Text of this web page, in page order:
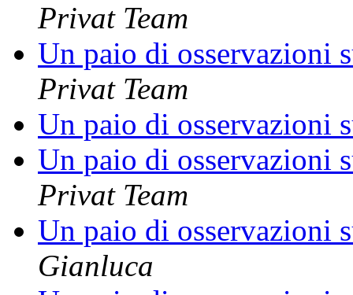
Privat Team
Un paio di osservazioni
Privat Team
Un paio di osservazioni
Un paio di osservazioni
Privat Team
Un paio di osservazioni
Gianluca